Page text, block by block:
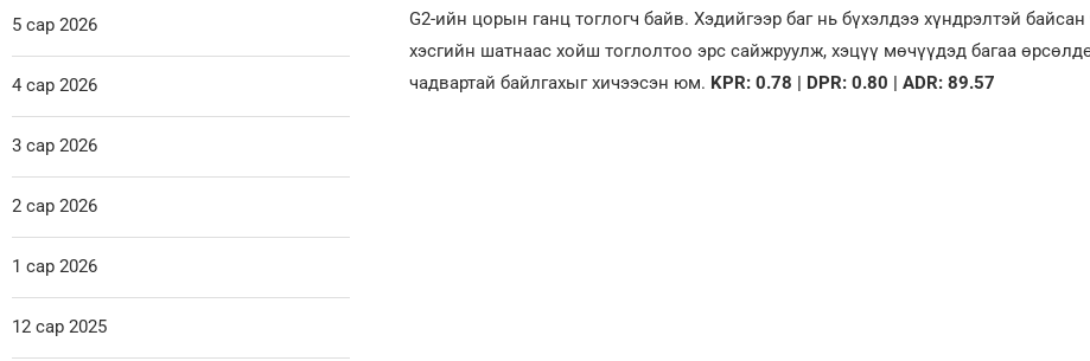
G2-ийн цорын ганц тоглогч байв. Хэдийгээр баг нь бүхэлдээ хүндрэлтэй байсан
хэсгийн шатнаас хойш тоглолтоо эрс сайжруулж, хэцүү мөчүүдэд багаа
чадвартай байлгахыг хичээсэн юм. KPR: 0.78 | DPR: 0.80 | ADR: 89.57
5 сар 2026
4 сар 2026
3 сар 2026
2 сар 2026
1 сар 2026
12 сар 2025